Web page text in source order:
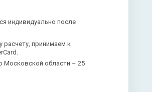
индивидуально после
расчету, принимаем к
Московской области – 25